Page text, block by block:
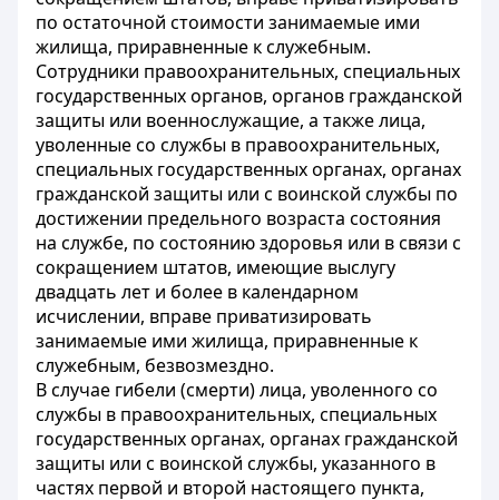
по остаточной стоимости занимаемые ими
жилища, приравненные к служебным.
Сотрудники правоохранительных, специальных
государственных органов, органов гражданской
защиты или военнослужащие, а также лица,
уволенные со службы в правоохранительных,
специальных государственных органах, органах
гражданской защиты или с воинской службы по
достижении предельного возраста состояния
на службе, по состоянию здоровья или в связи с
сокращением штатов, имеющие выслугу
двадцать лет и более в календарном
исчислении, вправе приватизировать
занимаемые ими жилища, приравненные к
служебным, безвозмездно.
В случае гибели (смерти) лица, уволенного со
службы в правоохранительных, специальных
государственных органах, органах гражданской
защиты или с воинской службы, указанного в
частях первой и второй настоящего пункта,